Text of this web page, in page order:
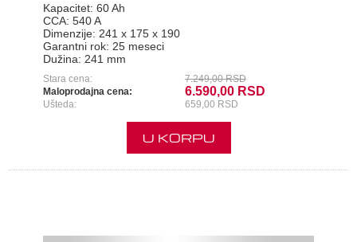
Kapacitet: 60 Ah
CCA: 540 A
Dimenzije: 241 x 175 x 190
Garantni rok: 25 meseci
Dužina: 241 mm
Stara cena:
7.249,00 RSD
Maloprodajna cena:
6.590,00 RSD
Ušteda: 659,00 RSD
U KORPU